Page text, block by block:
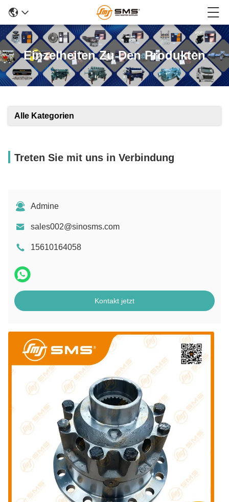
Einzelheiten Zu Den Produkten
Alle Kategorien
Treten Sie mit uns in Verbindung
Admine
sales002@sinosms.com
15610164058
Kontakt jetzt